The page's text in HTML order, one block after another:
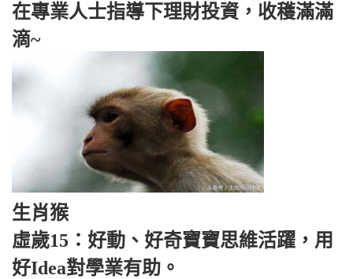
在專業人士指導下理財投資，收穫滿滿
滴~
生肖猴
虛歲15：好動、好奇寶寶思維活躍，用
好Idea對學業有助。